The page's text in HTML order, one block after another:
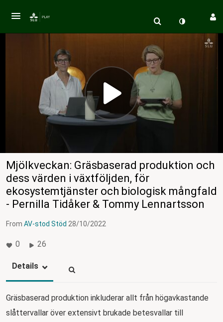
Mjölkveckan: Gräsbaserad produktion och
dess värden i växtföljden, för
ekosystemtjänster och biologisk mångfald
- Pernilla Tidåker & Tommy Lennartsson
From AV-stod Stöd 28/10/2022
0 26
Details
Gräsbaserad produktion inkluderar allt från högavkastande
slåttervallar över extensivt brukade betesvallar till